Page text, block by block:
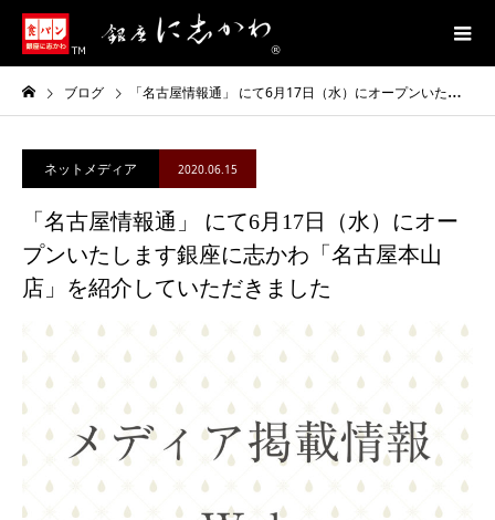
ブログ 「名古屋情報通」 にて6月17日（水）にオープンいたします銀座に志かわ「名古屋本山店」を紹介していただきました
ネットメディア 2020.06.15
「名古屋情報通」 にて6月17日（水）にオー
プンいたします銀座に志かわ「名古屋本山
店」を紹介していただきました